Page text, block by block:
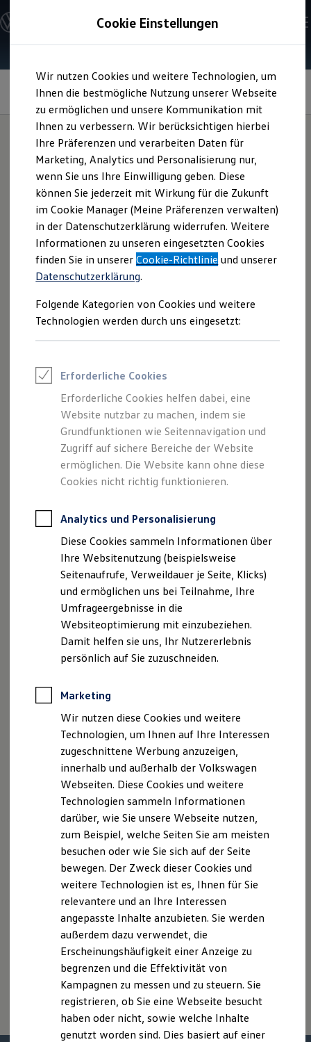
Hauptinhalt
springen
Footer
springen
Modelle und Konfigurator
Konfigurator
Modelle vergleichen
Elektroautos
ENERGY Sondermodelle
Nutzfahrzeuge
SUV und CUV
Familienautos
Kombis
Kompaktwagen
Sportwagen
Schnell verfügbare Fahrzeuge
Angebote und Produkte
Aktuelle Angebote
E-Auto-Förderung
Volkswagen Marktplatz
Die ENERGY Sondermodelle
Junge Gebrauchtwagen und Gebrauchtwagen
Volkswagen Zertifizierte Gebrauchtwagen
Elektromobilität bei Gebrauchtwagen
Saisonangebote
Reifenpakete
Leasing
Leasing-Angebote
Elektroauto Leasing
Kleinwagen-Leasing
Leasing ohne Anzahlung
Finanzierung
Autokredit mit Schlussrate
Versicherungen und Garantien
Kfz-Versicherung
Restschuldversicherungen
Garantien
Professional Class bei Volkswagen
Behörden
Direktkunden
Sonderfahrzeuge
Anpfiff zum Gewinn
Elektromobilität
Elektroautos
ID. Tutorials
Elektrofahrzeugkonzepte
ID. EVERY1
Reichweite
Rekuperation
Laden unterwegs
Laden Zuhause
Ladestationen finden
Ladezeitensimulator
Batterie
Sicherheit
Nachhaltigkeit
Technologie
Kosten und Kauf
Verbrauchskosten
Kaufoptionen
E-Auto-Förderung
Software und Konnektivität
Die ID. Software 6
ID. Software Versionen und Updates
Digitale Extras
Schnittstellen zu Ihrem ID.
Marke und Erlebnis
Volkswagen R und R Experience
R-Modelle
R Experience
Driving Experience
Volkswagen entdecken
Werkbesichtigung
Allradantrieb inkl. R- PerformanceTorque
Vectoring
Hochdynamische
Kurvenfahrten
4MOTIONAllradantrieb des GolfR kommt das bereits
vom Vorgänger bekannte R-Perfomance Torque Vectoring
zum Einsatz. Damit kann die Antriebskraft nicht nur
variabel zwischen Vorder- und Hinterachse, sondern auch
zwischen dem linken und rechten Hinterrad verteilt werden.
Kurvenfahrten mit höheren Geschwindigkeiten.
Nutzungsbedingungen
Datenschutzerklärungen
Cookie-Richtlinie
Lizenzhinweise Dritter
Angaben zum Digital Services Act (DSA)
EU Data Act
Produktsicherheitsinformationen
Vertrag Widerrufen
Die in dieser Darstellung gezeigten Fahrzeuge und
Ausstattungen können in einzelnen Details vom aktuellen
deutschen Lieferprogramm abweichen. Abgebildet sind
teilweise Sonderausstattungen der Fahrzeuge gegen
Mehrpreis.
Bitte beachten Sie auch unseren Konfigurator für eine
Übersicht der aktuell verfügbaren Modelle und Ausstattungen.
Die angegebenen Verbrauchs- und Emissionswerte beziehen
sich nicht auf ein einzelnes Fahrzeug und sind nicht Bestandteil
des Angebots, sondern dienen allein Vergleichszwecken
zwischen den verschiedenen Fahrzeugtypen.
Zusatzausstattungen und Zubehör(Anbauteile, Reifenformat
usw.) können relevante Fahrzeugparameter, wiez. B.Gewicht,
Rollwiderstand und Aerodynamik verändern und neben
Witterungs- und Verkehrsbedingungen sowie dem
individuellen Fahrverhalten den Kraftstoffverbrauch, den
Stromverbrauch, die CO₂-Emissionen und die
Fahrleistungswerte eines Fahrzeugs beeinflussen.
Cookie Einstellungen
Wir nutzen Cookies und weitere Technologien, um
Ihnen die bestmögliche Nutzung unserer Webseite
zu ermöglichen und unsere Kommunikation mit
Ihnen zu verbessern. Wir berücksichtigen hierbei
Ihre Präferenzen und verarbeiten Daten für
Marketing, Analytics und Personalisierung nur,
wenn Sie uns Ihre Einwilligung geben. Diese
können Sie jederzeit mit Wirkung für die Zukunft
im Cookie Manager (Meine Präferenzen verwalten)
in der Datenschutzerklärung widerrufen. Weitere
Informationen zu unseren eingesetzten Cookies
finden Sie in unsererCookie-Richtlinie und unserer
Datenschutzerklärung.
Folgende Kategorien von Cookies und weitere
Technologien werden durch uns eingesetzt:
Erforderliche Cookies
Erforderliche Cookies helfen dabei, eine
Website nutzbar zu machen, indem sie
Grundfunktionen wie Seitennavigation und
Zugriff auf sichere Bereiche der Website
ermöglichen. Die Website kann ohne diese
Cookies nicht richtig funktionieren.
Analytics und Personalisierung
Diese Cookies sammeln Informationen über
Ihre Websitenutzung (beispielsweise
Seitenaufrufe, Verweildauer je Seite, Klicks)
und ermöglichen uns bei Teilnahme, Ihre
Umfrageergebnisse in die
Websiteoptimierung mit einzubeziehen.
Damit helfen sie uns, Ihr Nutzererlebnis
persönlich auf Sie zuzuschneiden.
Marketing
Wir nutzen diese Cookies und weitere
Technologien, um Ihnen auf Ihre Interessen
zugeschnittene Werbung anzuzeigen,
innerhalb und außerhalb der Volkswagen
Webseiten. Diese Cookies und weitere
Technologien sammeln Informationen
darüber, wie Sie unsere Webseite nutzen,
zum Beispiel, welche Seiten Sie am meisten
besuchen oder wie Sie sich auf der Seite
bewegen. Der Zweck dieser Cookies und
weitere Technologien ist es, Ihnen für Sie
relevantere und an Ihre Interessen
angepasste Inhalte anzubieten. Sie werden
außerdem dazu verwendet, die
Erscheinungshäufigkeit einer Anzeige zu
begrenzen und die Effektivität von
Kampagnen zu messen und zu steuern. Sie
registrieren, ob Sie eine Webseite besucht
haben oder nicht, sowie welche Inhalte
genutzt worden sind. Dies basiert auf einer